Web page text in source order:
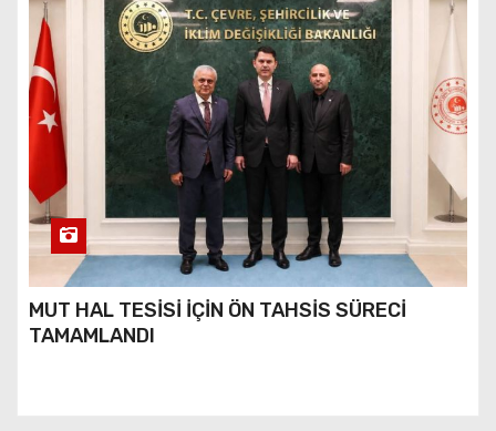
MUT HAL TESİSİ İÇİN ÖN TAHSİS SÜRECİ
TAMAMLANDI